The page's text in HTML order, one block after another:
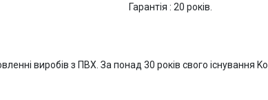
Гарантія : 20 років.
виробів з ПВХ. За понад 30 років свого